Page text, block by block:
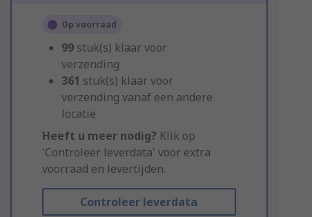
Op voorraad
99 stuk(s) klaar voor
verzending
361 stuk(s) klaar voor
verzending vanaf een andere
locatie
Heeft u meer nodig? Klik op
'Controleer leverdata' voor extra
voorraad en levertijden.
Controleer leverdata